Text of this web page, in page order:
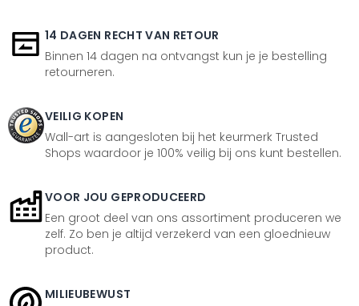
14 DAGEN RECHT VAN RETOUR
Binnen 14 dagen na ontvangst kun je je bestelling
retourneren.
VEILIG KOPEN
Wall-art is aangesloten bij het keurmerk Trusted
Shops waardoor je 100% veilig bij ons kunt bestellen.
VOOR JOU GEPRODUCEERD
Een groot deel van ons assortiment produceren we
zelf. Zo ben je altijd verzekerd van een gloednieuw
product.
MILIEUBEWUST